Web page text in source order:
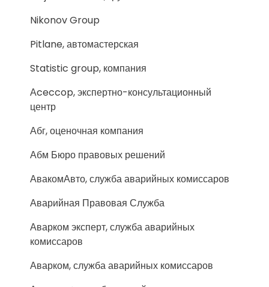
Nikonov Group
Pitlane, автомастерская
Statistic group, компания
Аceccop, экспертно-консультационный
центр
Абг, оценочная компания
Абм Бюро правовых решений
АвакомАвто, служба аварийных комиссаров
Аварийная Правовая Служба
Аварком эксперт, служба аварийных
комиссаров
Аварком, служба аварийных комиссаров